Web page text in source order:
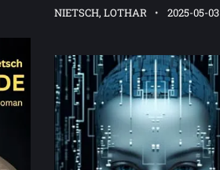
NIETSCH, LOTHAR 2025-05-03